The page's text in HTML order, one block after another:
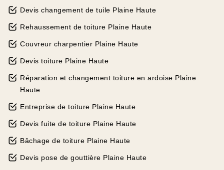
Devis changement de tuile Plaine Haute
Rehaussement de toiture Plaine Haute
Couvreur charpentier Plaine Haute
Devis toiture Plaine Haute
Réparation et changement toiture en ardoise Plaine
Haute
Entreprise de toiture Plaine Haute
Devis fuite de toiture Plaine Haute
Bâchage de toiture Plaine Haute
Devis pose de gouttière Plaine Haute